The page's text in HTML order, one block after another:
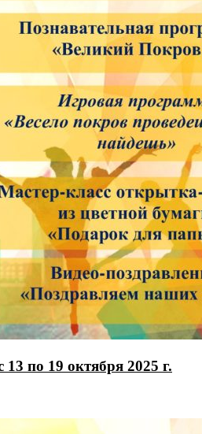
по 19 октября 2025 г.